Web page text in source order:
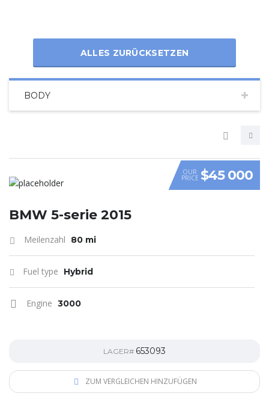
ALLES ZURÜCKSETZEN
BODY
VIDEO
OUR
PRICE $45 000
BMW 5-serie 2015
Meilenzahl 80 mi
Fuel type Hybrid
Engine 3000
LAGER# 653093
ZUM VERGLEICHEN HINZUFÜGEN